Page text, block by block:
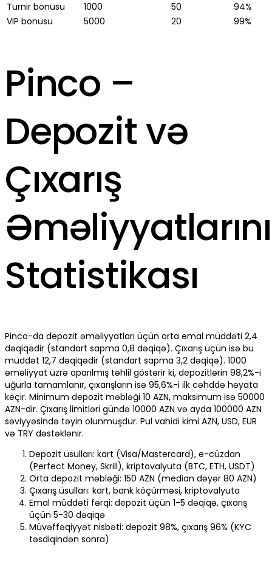
Turnir bonusu
1000 50
94%
VIP bonusu
5000 20 99%
Pinco –
Depozit və
Çıxarış
Statistikası
Pinco-da depozit əməliyyatları üçün orta emal müddəti 2,4
dəqiqədir (standart sapma 0,8 dəqiqə). Çıxarış üçün isə bu
müddət 12,7 dəqiqədir (standart sapma 3,2 dəqiqə). 1000
əməliyyat üzrə aparılmış təhlil göstərir ki, depozitlərin 98,2%-i
uğurla tamamlanır, çıxarışların isə 95,6%-i ilk cəhddə həyata
keçir. Minimum depozit məbləği 10 AZN, maksimum isə 50000
AZN-dir. Çıxarış limitləri gündə 10000 AZN və ayda 100000 AZN
səviyyəsində təyin olunmuşdur. Pul vahidi kimi AZN, USD, EUR
və TRY dəstəklənir.
Depozit üsulları: kart (Visa/Mastercard), e-cüzdan
(Perfect Money, Skrill), kriptovalyuta (BTC, ETH, USDT)
Orta depozit məbləği: 150 AZN (median dəyər 80 AZN)
Çıxarış üsulları: kart, bank köçürməsi, kriptovalyuta
Emal müddəti fərqi: depozit üçün 1-5 dəqiqə, çıxarış
üçün 5-30 dəqiqə
Müvəffəqiyyət nisbəti: depozit 98%, çıxarış 96% (KYC
təsdiqindən sonra)